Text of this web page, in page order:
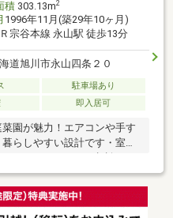
積303.13m2
1996年11月(築29年10ヶ月)
Ｒ宗谷本線 永山駅 徒歩13分
道旭川市永山四条２０
駐車場あり
即入居可
園が魅力！エアコンや手す
らしやすい設計です・室内
にくい状態です。現状渡し